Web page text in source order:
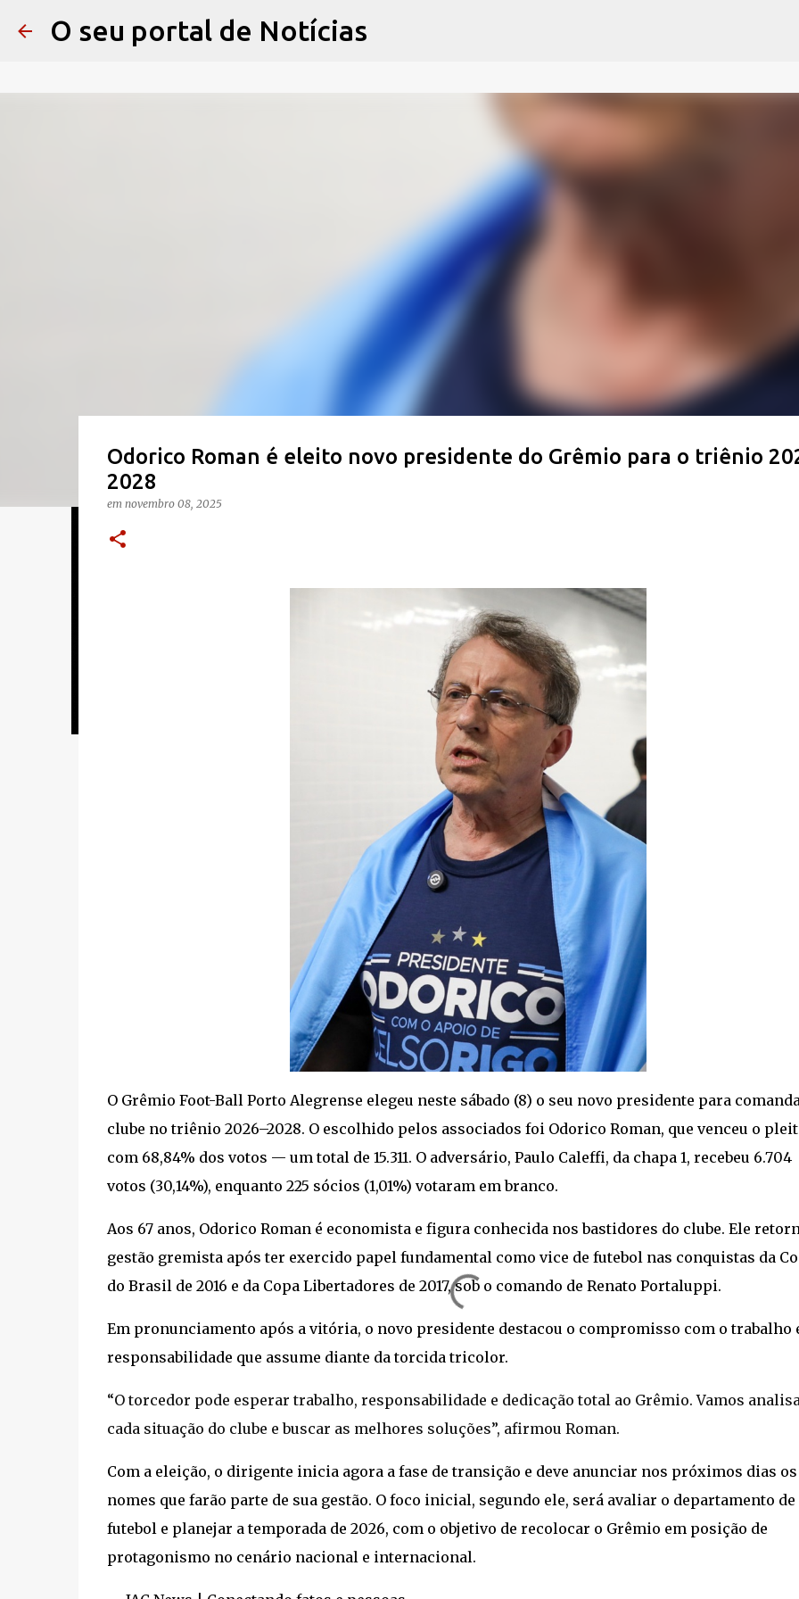
O seu portal de Notícias
Odorico Roman é eleito novo presidente do Grêmio para o triênio
2028
em novembro 08, 2025
O Grêmio Foot-Ball Porto Alegrense elegeu neste sábado (8) o seu novo presidente para
clube no triênio 2026–2028. O escolhido pelos associados foi Odorico Roman, que venceu o
com 68,84% dos votos — um total de 15.311. O adversário, Paulo Caleffi, da chapa 1, recebeu 6.704
votos (30,14%), enquanto 225 sócios (1,01%) votaram em branco.
Aos 67 anos, Odorico Roman é economista e figura conhecida nos bastidores do clube. Ele
gestão gremista após ter exercido papel fundamental como vice de futebol nas conquistas da
do Brasil de 2016 e da Copa Libertadores de 2017, sob o comando de Renato Portaluppi.
Em pronunciamento após a vitória, o novo presidente destacou o compromisso com o trabalho
responsabilidade que assume diante da torcida tricolor.
“O torcedor pode esperar trabalho, responsabilidade e dedicação total ao Grêmio. Vamos
cada situação do clube e buscar as melhores soluções”, afirmou Roman.
Com a eleição, o dirigente inicia agora a fase de transição e deve anunciar nos próximos dias os
nomes que farão parte de sua gestão. O foco inicial, segundo ele, será avaliar o departamento de
futebol e planejar a temporada de 2026, com o objetivo de recolocar o Grêmio em posição de
protagonismo no cenário nacional e internacional.